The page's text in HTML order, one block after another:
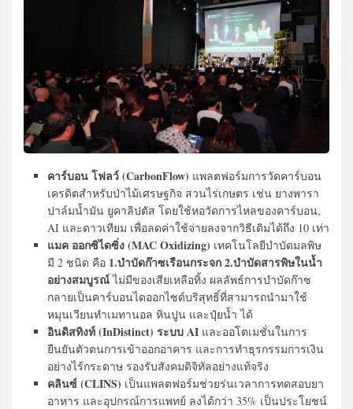
คาร์บอน โฟลว์ (CarbonFlow) แพลตฟอร์มการวัดคาร์บอน
เครดิตสำหรับป่าไม้เศรษฐกิจ สวนไร่เกษตร เช่น ยางพารา
ปาล์มน้ำมัน ยูคาลิปตัส โดยใช้หอวัดการไหลของคาร์บอน,
AI และดาวเทียม เพื่อลดค่าใช้จ่ายลงจากวิธีเดิมได้ถึง 10 เท่า
แมค ออกซิไดซิ่ง (MAC Oxidizing) เทคโนโลยีบำบัดมลพิษ
มี 2 ชนิด คือ 1.บำบัดก๊าซเรือนกระจก 2.บำบัดสารพิษในน้ำ
อย่างสมบูรณ์ไม่มีของเสียเหลือทิ้ง ผลลัพธ์การบำบัดก๊าซ
กลายเป็นคาร์บอนไดออกไซด์บริสุทธิ์ที่สามารถนำมาใช้
หมุนเวียนทำเมทานอล หินปูน และปุ๋ยน้ำ ได้
อินดิสทิงท์ (InDistinct) ระบบ AI และออโตเมชั่นในการ
ยืนยันตัวตนการเข้าออกอาคาร และการทำธุรกรรมการเงิน
อย่างไร้กระดาษ รองรับสังคมดิจิทัลอย่างแท้จริง
คลินซ์ (CLINS) เป็นแพลตฟอร์มช่วยร่นเวลาการทดสอบยา
อาหาร และอุปกรณ์การแพทย์ ลงได้กว่า 35% เป็นประโยชน์